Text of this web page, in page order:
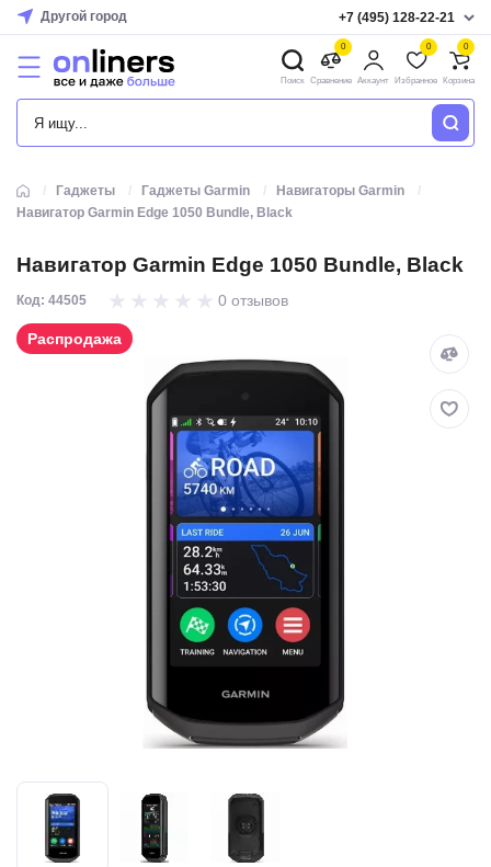
Другой город +7 (495) 128-22-21
КАТАЛОГ
Поиск
0
Сравнение Аккаунт
0
Избранное
0
Корзина
Гаджеты Гаджеты Garmin
Навигаторы Garmin
Навигатор Garmin Edge 1050 Bundle, Black
Навигатор Garmin Edge 1050 Bundle, Black
Код: 44505 0 отзывов
Распродажа